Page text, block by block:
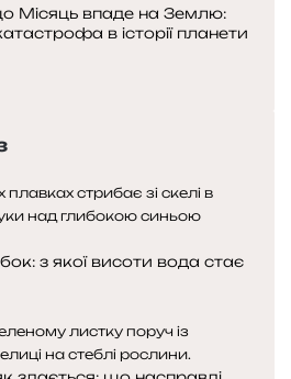
Місяць впаде на Землю:
в історії планети
з якої висоти вода стає